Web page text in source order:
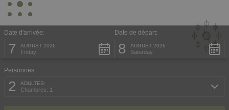
Date d'arrivée:
7 AUGUST 2026
Friday
Date de départ:
8 AUGUST 2026
Saturday
Personnes:
2 ADULTES:
Chambres: 1